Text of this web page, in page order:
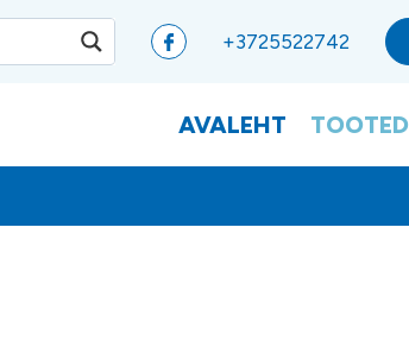
+3725522742
AVALEHT TOOTED